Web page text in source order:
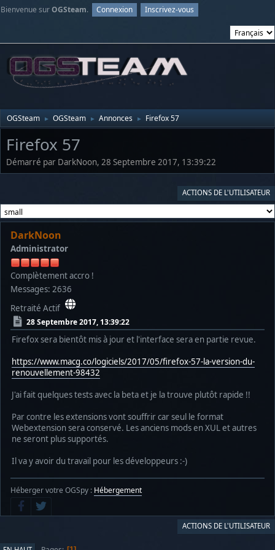
Bienvenue surOGSteam. Connexion Inscrivez-vous
OGSteam ► OGSteam ► Annonces ► Firefox 57
Firefox 57
Démarré par DarkNoon, 28 Septembre 2017, 13:39:22
ACTIONS DE L'UTILISATEUR
DarkNoon
Administrator
Complètement accro !
Messages: 2636
Retraité Actif
28 Septembre 2017, 13:39:22
Firefox sera bientôt mis à jour et l'interface sera en partie revue.
https://www.macg.co/logiciels/2017/05/firefox-57-la-version-du-
renouvellement-98432
J'ai fait quelques tests avec la beta et je la trouve plutôt rapide !!
Par contre les extensions vont souffrir car seul le format
Webextension sera conservé. Les anciens mods en XUL et autres
ne seront plus supportés.
Il va y avoir du travail pour les développeurs :-)
Héberger votre OGSpy : Hébergement
ACTIONS DE L'UTILISATEUR